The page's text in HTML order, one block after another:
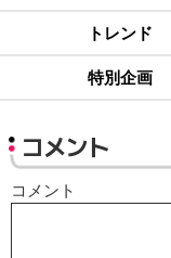
トレンド
特別企画
コメント
コメント